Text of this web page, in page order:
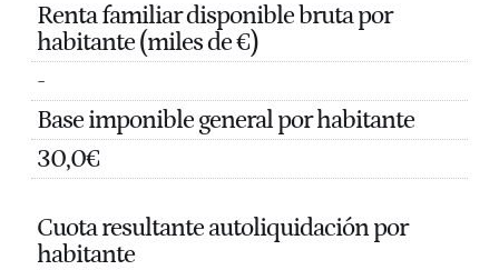
Renta familiar disponible bruta por
habitante (miles de €)
-
Base imponible general por habitante
30,0€
Cuota resultante autoliquidación por
habitante